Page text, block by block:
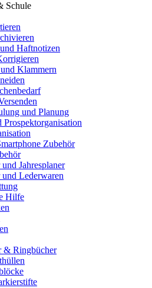
Schule
Haftnotizen
Klammern
und Planung
Prospektorganisation
Zubehör
Jahresplaner
Lederwaren
Hilfe
& Ringbücher